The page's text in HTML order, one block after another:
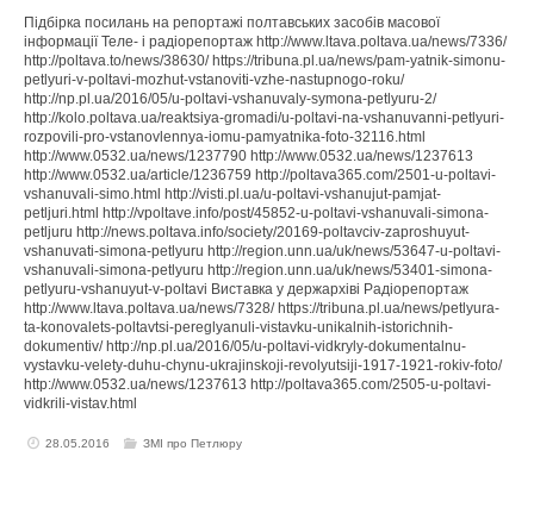
Підбірка посилань на репортажі полтавських засобів масової
інформації Теле- і радіорепортаж http://www.ltava.poltava.ua/news/7336/
http://poltava.to/news/38630/ https://tribuna.pl.ua/news/pam-yatnik-simonu-
petlyuri-v-poltavi-mozhut-vstanoviti-vzhe-nastupnogo-roku/
http://np.pl.ua/2016/05/u-poltavi-vshanuvaly-symona-petlyuru-2/
http://kolo.poltava.ua/reaktsiya-gromadi/u-poltavi-na-vshanuvanni-petlyuri-
rozpovili-pro-vstanovlennya-iomu-pamyatnika-foto-32116.html
http://www.0532.ua/news/1237790 http://www.0532.ua/news/1237613
http://www.0532.ua/article/1236759 http://poltava365.com/2501-u-poltavi-
vshanuvali-simo.html http://visti.pl.ua/u-poltavi-vshanujut-pamjat-
petljuri.html http://vpoltave.info/post/45852-u-poltavi-vshanuvali-simona-
petljuru http://news.poltava.info/society/20169-poltavciv-zaproshuyut-
vshanuvati-simona-petlyuru http://region.unn.ua/uk/news/53647-u-poltavi-
vshanuvali-simona-petlyuru http://region.unn.ua/uk/news/53401-simona-
petlyuru-vshanuyut-v-poltavi Виставка у держархіві Радіорепортаж
http://www.ltava.poltava.ua/news/7328/ https://tribuna.pl.ua/news/petlyura-
ta-konovalets-poltavtsi-pereglyanuli-vistavku-unikalnih-istorichnih-
dokumentiv/ http://np.pl.ua/2016/05/u-poltavi-vidkryly-dokumentalnu-
vystavku-velety-duhu-chynu-ukrajinskoji-revolyutsiji-1917-1921-rokiv-foto/
http://www.0532.ua/news/1237613 http://poltava365.com/2505-u-poltavi-
vidkrili-vistav.html
28.05.2016 ЗМІ про Петлюру